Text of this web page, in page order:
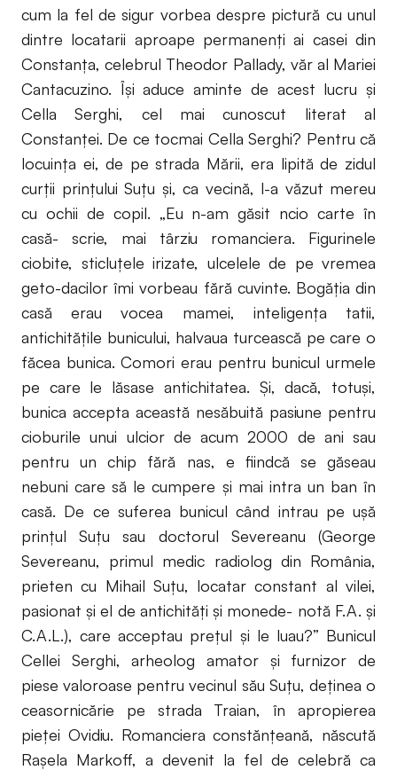
cum la fel de sigur vorbea despre pictură cu unul
dintre locatarii aproape permanenţi ai casei din
Constanţa, celebrul Theodor Pallady, văr al Mariei
Cantacuzino. Îşi aduce aminte de acest lucru şi
Cella Serghi, cel mai cunoscut literat al
Constanţei. De ce tocmai Cella Serghi? Pentru că
locuinţa ei, de pe strada Mării, era lipită de zidul
curţii prinţului Suţu şi, ca vecină, l-a văzut mereu
cu ochii de copil. „Eu n-am găsit ncio carte în
casă- scrie, mai târziu romanciera. Figurinele
ciobite, sticluţele irizate, ulcelele de pe vremea
geto-dacilor îmi vorbeau fără cuvinte. Bogăţia din
casă erau vocea mamei, inteligenţa tatii,
antichităţile bunicului, halvaua turcească pe care o
făcea bunica. Comori erau pentru bunicul urmele
pe care le lăsase antichitatea. Şi, dacă, totuşi,
bunica accepta această nesăbuită pasiune pentru
cioburile unui ulcior de acum 2000 de ani sau
pentru un chip fără nas, e fiindcă se găseau
nebuni care să le cumpere şi mai intra un ban în
casă. De ce suferea bunicul când intrau pe uşă
prinţul Suţu sau doctorul Severeanu (George
Severeanu, primul medic radiolog din România,
prieten cu Mihail Suţu, locatar constant al vilei,
pasionat şi el de antichităţi şi monede- notă F.A. şi
C.A.L.), care acceptau preţul şi le luau?” Bunicul
Cellei Serghi, arheolog amator şi furnizor de
piese valoroase pentru vecinul său Suţu, deţinea o
ceasornicărie pe strada Traian, în apropierea
pieţei Ovidiu. Romanciera constănţeană, născută
Raşela Markoff, a devenit la fel de celebră ca